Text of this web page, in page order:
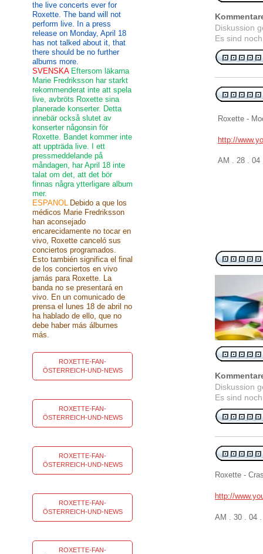
Diskussion
Es sind
Roxette -
http://
AM . 28 . 04
Diskussion
Es sind
Roxette -
http://
AM . 30 . 04
the live concerts ever for
Roxette. The band will not
perform live. In a press
release on Monday, April 18
has not talked about it, that
there should be no further
albums more.
SVENSKA Eftersom läkarna
Marie Fredriksson har starkt
rekommenderat inte att spela
live, avbröts Roxette sina
planerade konserter. Detta
innebär också slutet av
konserter någonsin för
Roxette. Bandet kommer inte
att uppträda live. I ett
pressmeddelande på
måndagen, har April 18 inte
talat om det, att det bör
finnas några ytterligare album
mer.
ESPANOL Debido a que los
médicos Marie Fredriksson
han aconsejado
encarecidamente no tocar en
vivo, Roxette canceló sus
conciertos programados.
Esto también significa el final
de los conciertos en vivo
jamás para Roxette. La
banda no se presentará en
vivo. En un comunicado de
prensa el lunes 18 de abril no
ha hablado de ello, que no
debe haber más álbumes
más.
ROXETTE-FAN-
ÖSTERREICH-UND-NEWS
ROXETTE-FAN-
ÖSTERREICH-UND-NEWS
ROXETTE-FAN-
ÖSTERREICH-UND-NEWS
ROXETTE-FAN-
ÖSTERREICH-UND-NEWS
ROXETTE-FAN-